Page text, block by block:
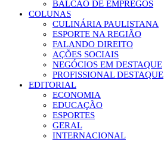
BALCÃO DE EMPREGOS
COLUNAS
CULINÁRIA PAULISTANA
ESPORTE NA REGIÃO
FALANDO DIREITO
AÇÕES SOCIAIS
NEGÓCIOS EM DESTAQUE
PROFISSIONAL DESTAQUE
EDITORIAL
ECONOMIA
EDUCAÇÃO
ESPORTES
GERAL
INTERNACIONAL